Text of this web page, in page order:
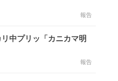
報告
中プリッ「カニカマ明
報告